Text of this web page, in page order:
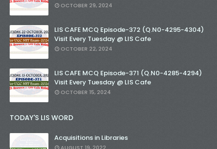
OCTOBER 29, 2024
LIS CAFE MCQ Episode-372 (Q.N0-4295-4304)
Visit Every Tuesday @ LIS Cafe
OCTOBER 22, 2024
LIS CAFE MCQ Episode-371 (Q.N0-4285-4294)
Visit Every Tuesday @ LIS Cafe
OCTOBER 15, 2024
TODAY'S LIS WORD
Acquisitions in Libraries